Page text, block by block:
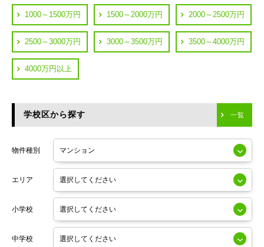
横浜市鶴見区
横浜市神奈川区
川崎市川崎区
川崎市中原区
川崎市高津区
都営浅草線
JR中央線
JR中央・総武線
東京メトロ日比谷線
小田急線
東京メトロ半蔵門線
東京メトロ副都心線
東京メトロ有楽町線
1000～1500万円 1500～2000万円 2000～2500万円
2500～3000万円 3000～3500万円 3500～4000万円
4000万円以上
学校区から探す 一覧
物件種別
エリア
小学校
中学校